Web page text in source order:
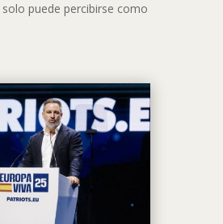
puede percibirse como